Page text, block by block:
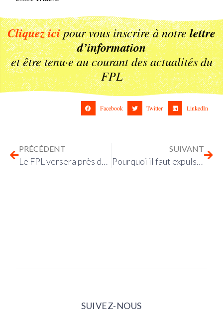
Cliquez icipour vous inscrire à notrelettre
d’information
et être tenu·e au courant des actualités du
FPL
Facebook Twitter LinkedIn
PRÉCÉDENT
Le FPL versera près de 600.000 € d’aides aux médias indépendants en 2026
SUIVANT
Pourquoi il faut expulser CNews de la TNT
SUIVEZ-NOUS